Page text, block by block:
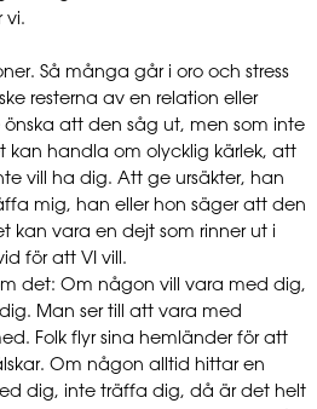
vi.
Så många går i oro och stress
resterna av en relation eller
önska att den såg ut, men som inte
kan handla om olycklig kärlek, att
vill ha dig. Att ge ursäkter, han
mig, han eller hon säger att den
kan vara en dejt som rinner ut i
för att VI vill.
det: Om någon vill vara med dig,
Man ser till att vara med
Folk flyr sina hemländer för att
Om någon alltid hittar en
dig, inte träffa dig, då är det helt